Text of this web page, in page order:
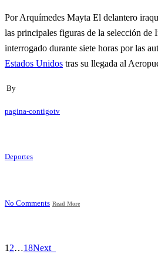
Por Arquímedes Mayta El delantero
las principales figuras de la selección de
interrogado durante siete horas por las
Estados Unidos tras su llegada al
By
pagina-contigotv
Deportes
No Comments Read More
1 2…18Next